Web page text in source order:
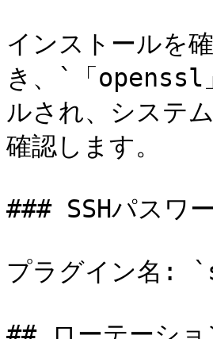
インストールを
き、`「openssl
ルされ、システ
確認します。
### SSHパスワ
プラグイン名: